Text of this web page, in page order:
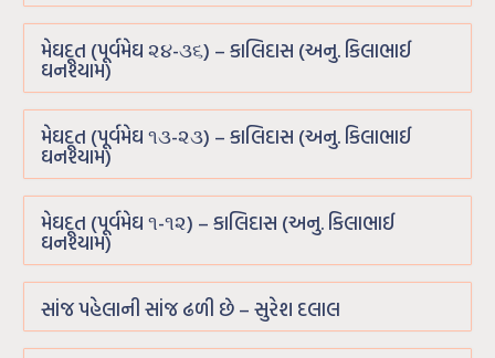
મેઘદૂત (પૂર્વમેઘ ૨૪-૩૬) – કાલિદાસ (અનુ. કિલાભાઈ
ઘનશ્યામ)
મેઘદૂત (પૂર્વમેઘ ૧૩-૨૩) – કાલિદાસ (અનુ. કિલાભાઈ
ઘનશ્યામ)
મેઘદૂત (પૂર્વમેઘ ૧-૧૨) – કાલિદાસ (અનુ. કિલાભાઈ
ઘનશ્યામ)
સાંજ પહેલાની સાંજ ઢળી છે – સુરેશ દલાલ